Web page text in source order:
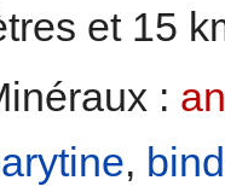
et 15
:
,